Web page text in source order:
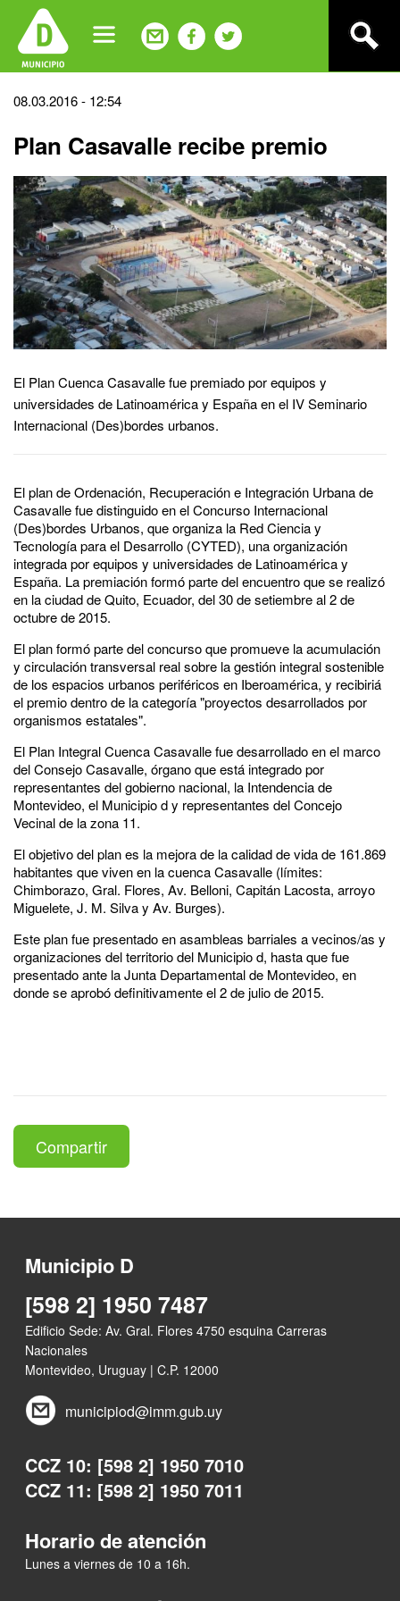
navigation
Back
top
08.03.2016 - 12:54
Plan Casavalle recibe premio
El Plan Cuenca Casavalle fue premiado por equipos y
universidades de Latinoamérica y España en el IV Seminario
Internacional (Des)bordes urbanos.
El plan de Ordenación, Recuperación e Integración Urbana de
Casavalle fue distinguido en el Concurso Internacional
(Des)bordes Urbanos, que organiza la Red Ciencia y
Tecnología para el Desarrollo (CYTED), una organización
integrada por equipos y universidades de Latinoamérica y
España. La premiación formó parte del encuentro que se realizó
en la ciudad de Quito, Ecuador, del 30 de setiembre al 2 de
octubre de 2015.
El plan formó parte del concurso que promueve la acumulación
y circulación transversal real sobre la gestión integral sostenible
de los espacios urbanos periféricos en Iberoamérica, y recibiriá
el premio dentro de la categoría "proyectos desarrollados por
organismos estatales".
El Plan Integral Cuenca Casavalle fue desarrollado en el marco
del Consejo Casavalle, órgano que está integrado por
representantes del gobierno nacional, la Intendencia de
Montevideo, el Municipio d y representantes del Concejo
Vecinal de la zona 11.
El objetivo del plan es la mejora de la calidad de vida de 161.869
habitantes que viven en la cuenca Casavalle (límites:
Chimborazo, Gral. Flores, Av. Belloni, Capitán Lacosta, arroyo
Miguelete, J. M. Silva y Av. Burges).
Este plan fue presentado en asambleas barriales a vecinos/as y
organizaciones del territorio del Municipio d, hasta que fue
presentado ante la Junta Departamental de Montevideo, en
donde se aprobó definitivamente el 2 de julio de 2015.
Compartir
Municipio D
[598 2] 1950 7487
Edificio Sede: Av. Gral. Flores 4750 esquina Carreras
Nacionales
Montevideo, Uruguay | C.P. 12000
municipiod@imm.gub.uy
CCZ 10: [598 2] 1950 7010
CCZ 11: [598 2] 1950 7011
Horario de atención
Lunes a viernes de 10 a 16h.